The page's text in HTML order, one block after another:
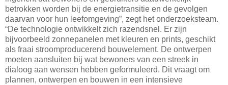
betrokken worden bij de energietransitie en de gevolgen
daarvan voor hun leefomgeving”, zegt het onderzoeksteam.
“De technologie ontwikkelt zich razendsnel. Er zijn
bijvoorbeeld zonnepanelen met kleuren en prints, geschikt
als fraai stroomproducerend bouwelement. De ontwerpen
moeten aansluiten bij wat bewoners van een streek in
dialoog aan wensen hebben geformuleerd. Dit vraagt om
plannen, ontwerpen en bouwen in een intensieve